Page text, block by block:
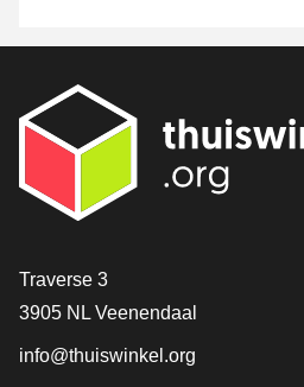
Contact
Traverse 3
3905 NL Veenendaal
info@thuiswinkel.org